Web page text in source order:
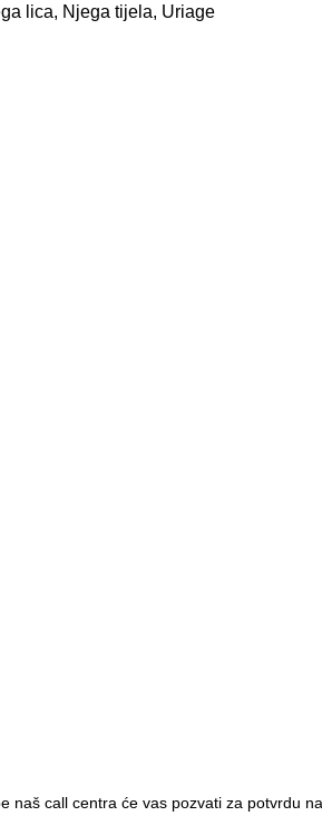
lica, Njega tijela, Uriage
naš call centra će vas pozvati za potvrdu